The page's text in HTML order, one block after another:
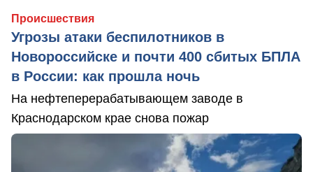
Происшествия
Угрозы атаки беспилотников в
Новороссийске и почти 400 сбитых БПЛА
в России: как прошла ночь
На нефтеперерабатывающем заводе в
Краснодарском крае снова пожар